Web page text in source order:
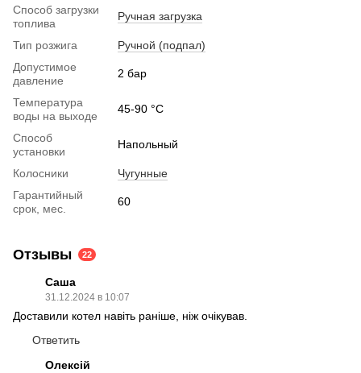
Способ загрузки
топлива
Ручная загрузка
Тип розжига
Ручной (подпал)
Допустимое
давление
2 бар
Температура
воды на выходе
45-90 °C
Способ
установки
Напольный
Колосники
Чугунные
Гарантийный
срок, мес.
60
Отзывы 22
Саша
31.12.2024 в 10:07
Доставили котел навіть раніше, ніж очікував.
Ответить
Олексій